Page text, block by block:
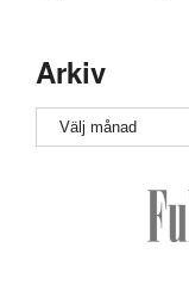
Arkiv
Arkiv